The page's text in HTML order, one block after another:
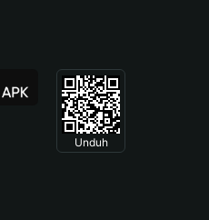
Unduh